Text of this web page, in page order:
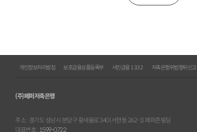
개인정보처리방침 보호금융상품등록부 서민금융 1332 저축은행위법행위신고
(주)페퍼저축은행
주소 : 경기도 성남시 분당구 황새울로 340(서현동 262-1) 페퍼존빌딩
대표번호 : 1599-0722